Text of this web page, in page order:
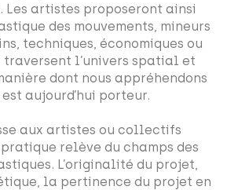
Les artistes proposeront ainsi
des mouvements, mineurs
techniques, économiques ou
l’univers spatial et
dont nous appréhendons
aujourd’hui porteur.
aux artistes ou collectifs
relève du champs des
L’originalité du projet,
la pertinence du projet en